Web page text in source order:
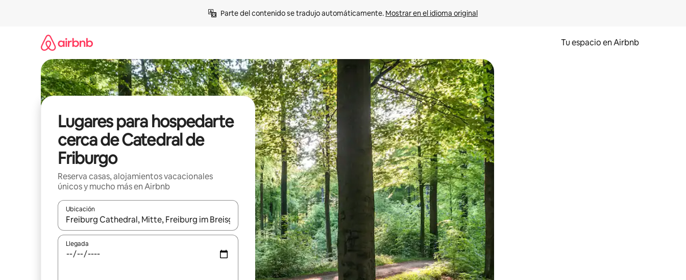
Parte del contenido se tradujo automáticamente. Mostrar en el idioma original
Tu espacio en Airbnb
Lugares para hospedarte
cerca de Catedral de
Friburgo
Reserva casas, alojamientos vacacionales
únicos y mucho más en Airbnb
Ubicación
Cuando los resultados estén disponibles, podrás navegar usando las teclas de las flechas hacia arriba y hacia abajo, o bien tocando y deslizando la pantalla.
Llegada